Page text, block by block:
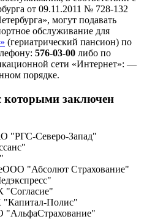
от 09.11.2011 № 728-132
могут подавать
обслуживание для
(гериатрический пансион) по
576-03-00 либо по
сети «Интернет»: —
порядке.
которыми заключен
"РГС‑Северо‑Запад"
ООО "Абсолют Страхование"
"АльфаСтрахование"